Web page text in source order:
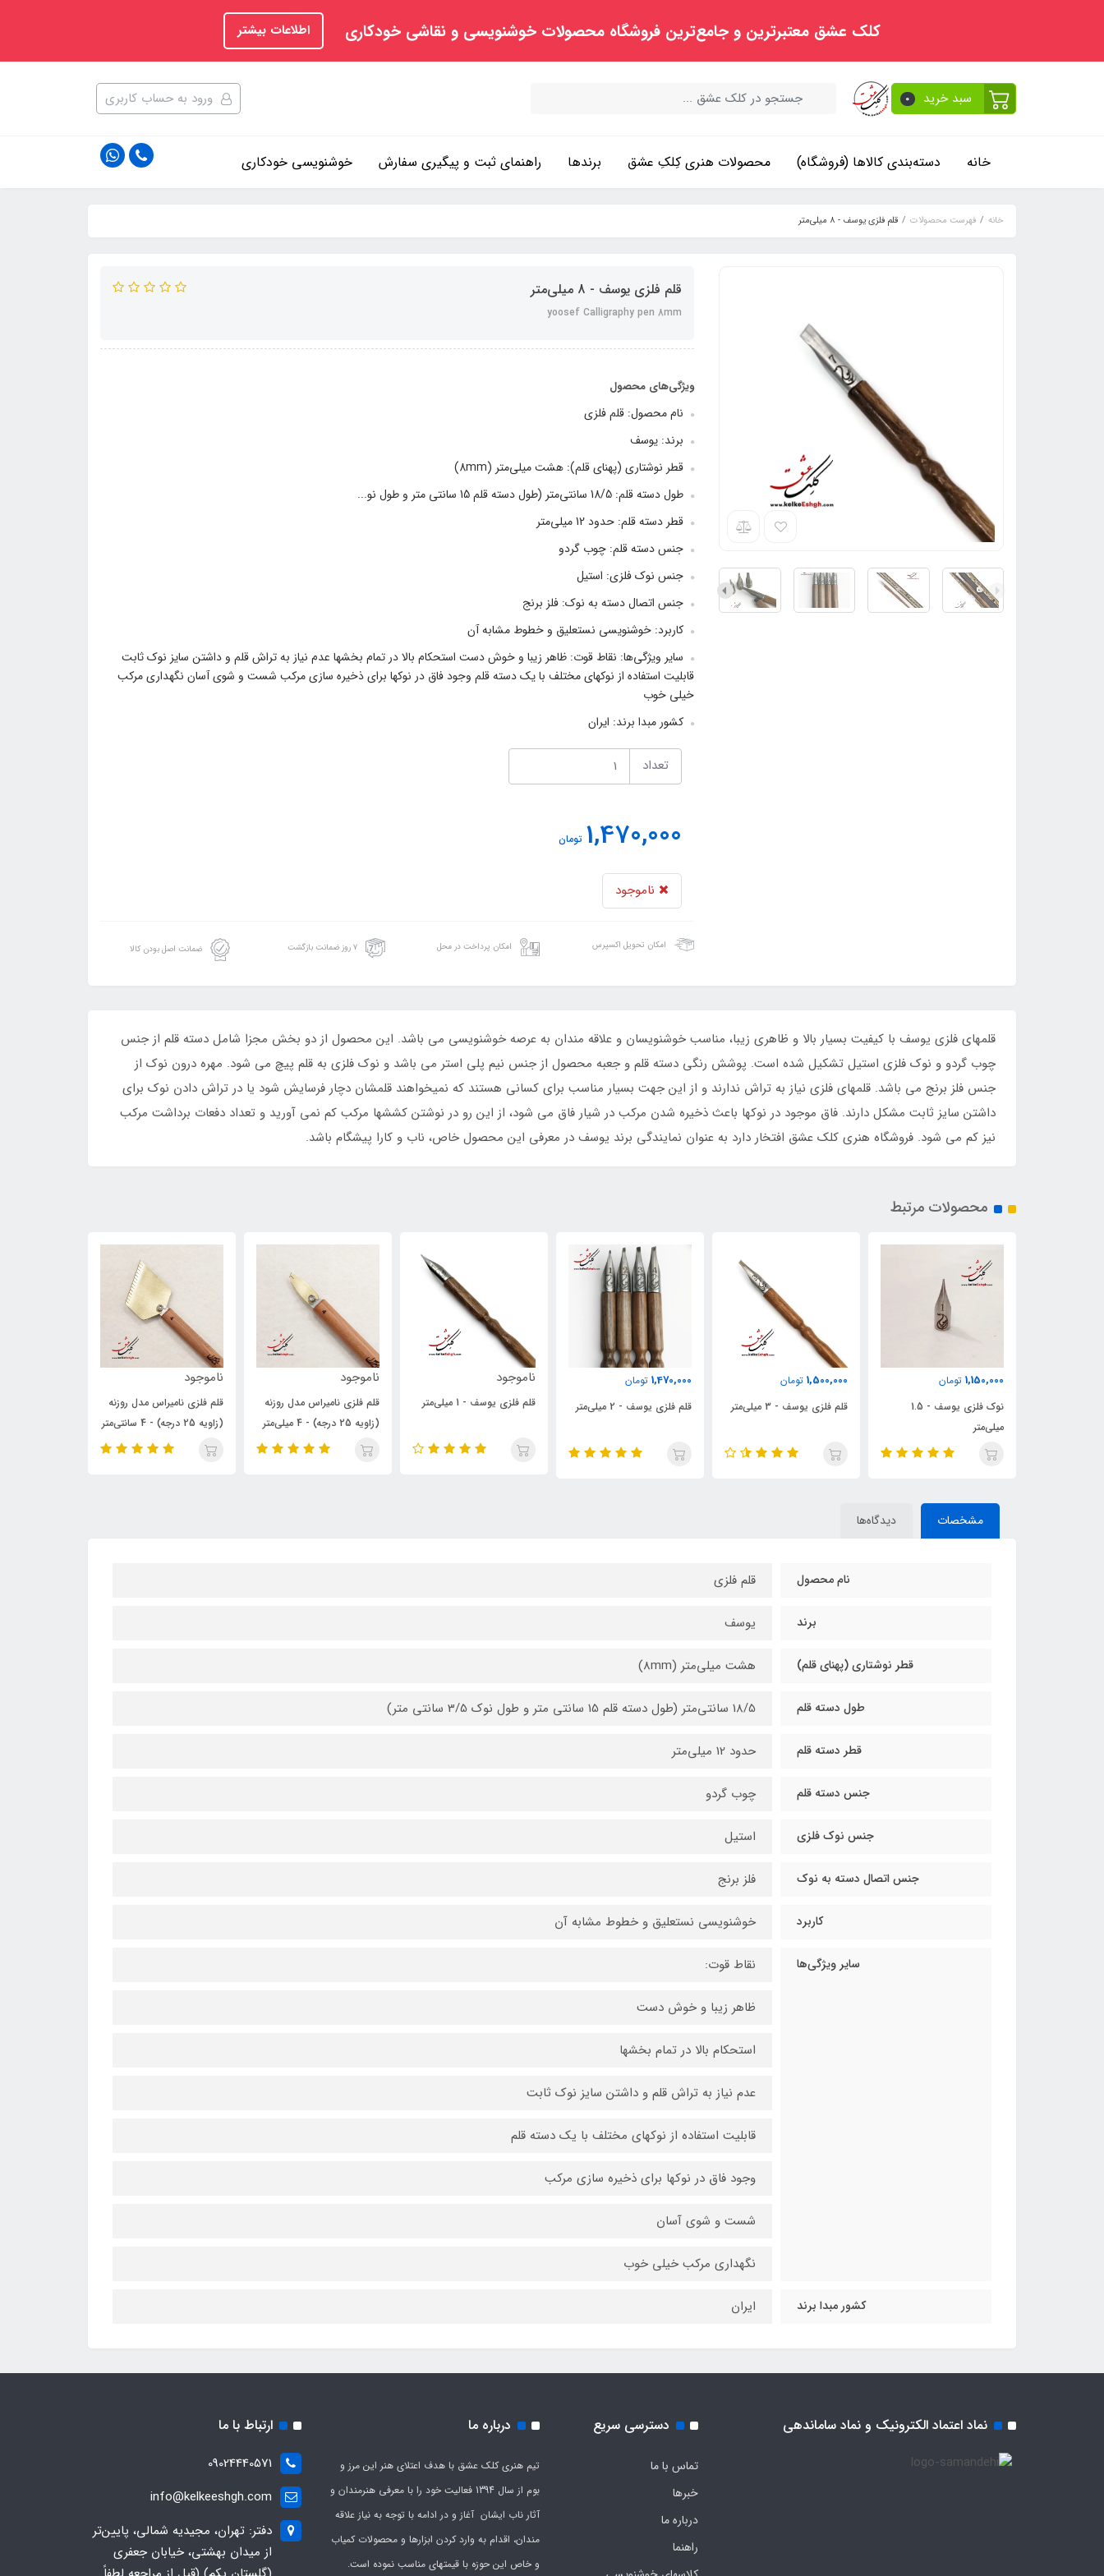
کلک عشق معتبرترین و جامع‌ترین فروشگاه محصولات خوشنویسی و نقاشی خودکاری اطلاعات بیشتر
سبد خرید 0 ورود به حساب کاربری
خانه دسته‌بندی کالاها (فروشگاه) محصولات هنری کِلکِ عشق برندها راهنمای ثبت و پیگیری سفارش خوشنویسی خودکاری
خانه فهرست محصولات قلم فلزی یوسف - 8 میلی‌متر
قلم فلزی یوسف - 8 میلی‌متر
yoosef Calligraphy pen 8mm
ویژگی‌های محصول
نام محصول: قلم فلزی
برند: یوسف
قطر نوشتاری (پهنای قلم): هشت میلی‌متر (8mm)
طول دسته قلم: 18/5 سانتی‌متر (طول دسته قلم 15 سانتی متر و طول نو...
قطر دسته قلم: حدود 12 میلی‌متر
جنس دسته قلم: چوب گردو
جنس نوک فلزی: استیل
جنس اتصال دسته به نوک: فلز برنج
کاربرد: خوشنویسی نستعلیق و خطوط مشابه آن
سایر ویژگی‌ها: نقاط قوت: ظاهر زیبا و خوش دست استحکام بالا در تمام بخشها عدم نیاز به تراش قلم و داشتن سایز نوک ثابت
قابلیت استفاده از نوکهای مختلف با یک دسته قلم وجود فاق در نوکها برای ذخیره سازی مرکب شست و شوی آسان نگهداری مرکب
خیلی خوب
کشور مبدا برند: ایران
تعداد
1,470,000 تومان
ناموجود
امکان تحویل اکسپرس امکان پرداخت در محل ۷ روز ضمانت بازگشت ضمانت اصل بودن کالا
قلمهای فلزی یوسف با کیفیت بسیار بالا و ظاهری زیبا، مناسب خوشنویسان و علاقه مندان به عرصه خوشنویسی می باشد. این محصول از دو بخش مجزا شامل دسته قلم از جنس
چوب گردو و نوک فلزی استیل تشکیل شده است. پوشش رنگی دسته قلم و جعبه محصول از جنس نیم پلی استر می باشد و نوک فلزی به قلم پیچ می شود. مهره درون نوک از
جنس فلز برنج می باشد. قلمهای فلزی نیاز به تراش ندارند و از این جهت بسیار مناسب برای کسانی هستند که نمیخواهند قلمشان دچار فرسایش شود یا در تراش دادن نوک برای
داشتن سایز ثابت مشکل دارند. فاق موجود در نوکها باعث ذخیره شدن مرکب در شیار فاق می شود، از این رو در نوشتن کششها مرکب کم نمی آورید و تعداد دفعات برداشت مرکب
نیز کم می شود. فروشگاه هنری کلک عشق افتخار دارد به عنوان نمایندگی برند یوسف در معرفی این محصول خاص، ناب و کارا پیشگام باشد.
محصولات مرتبط
1,500,000 تومان
قلم فلزی یوسف - 3 میلی‌متر
1,470,000 تومان
قلم فلزی یوسف - 2 میلی‌متر
ناموجود
قلم فلزی یوسف - 1 میلی‌متر
ناموجود
قلم فلزی نامیراس مدل روزنه
ناموجود
قلم فلزی نامیراس مدل روزنه
(زاویه 25 درجه) - 4 سانتی‌متر
390,000
قلم فلزی خوشنویسی پارویی
آرکان مدل آبنوس - 4 میلی‌متر
مشخصات دیدگاه‌ها
نام محصول قلم فلزی
برند یوسف
قطر نوشتاری (پهنای قلم) هشت میلی‌متر (8mm)
طول دسته قلم 18/5 سانتی‌متر (طول دسته قلم 15 سانتی متر و طول نوک 3/5 سانتی متر)
قطر دسته قلم حدود 12 میلی‌متر
جنس دسته قلم چوب گردو
جنس نوک فلزی استیل
جنس اتصال دسته به نوک فلز برنج
کاربرد خوشنویسی نستعلیق و خطوط مشابه آن
سایر ویژگی‌ها نقاط قوت:
ظاهر زیبا و خوش دست
استحکام بالا در تمام بخشها
عدم نیاز به تراش قلم و داشتن سایز نوک ثابت
قابلیت استفاده از نوکهای مختلف با یک دسته قلم
وجود فاق در نوکها برای ذخیره سازی مرکب
شست و شوی آسان
نگهداری مرکب خیلی خوب
کشور مبدا برند ایران
نماد اعتماد الکترونیک و نماد ساماندهی دسترسی سریع
تماس با ما
خبرها
درباره ما
راهنما
درباره ما
تیم هنری کلک عشق با هدف اعتلای هنر این مرز و
بوم از سال 1394 فعالیت خود را با معرفی هنرمندان و
آثار ناب ایشان آغاز و در ادامه با توجه به نیاز علاقه
مندان، اقدام به وارد کردن ابزارها و محصولات کمیاب
و خاص این حوزه با قیمتهای مناسب نموده است.
ارتباط با ما
09024440571
info@kelkeeshgh.com
دفتر: تهران، مجیدیه شمالی، پایین‌تر
از میدان بهشتی، خیابان جعفری